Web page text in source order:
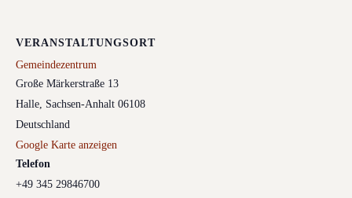
VERANSTALTUNGSORT
Gemeindezentrum
Große Märkerstraße 13
Halle, Sachsen-Anhalt 06108
Deutschland
Google Karte anzeigen
Telefon
+49 345 29846700